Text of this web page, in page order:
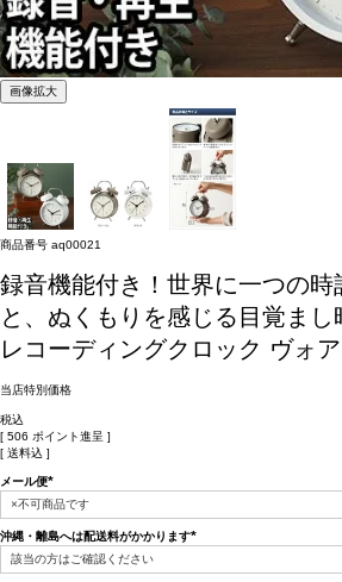
画像拡大
商品番号 aq00021
録音機能付き！世界に一つの時
と、ぬくもりを感じる目覚まし
レコーディングクロック ヴォ
当店特別価格
税込
[ 506 ポイント進呈 ]
送料込
メール便
(必
須)
沖縄・離島へは配送料がかかります